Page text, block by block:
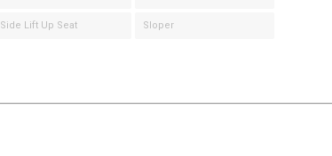
Side Lift Up Seat Sloper